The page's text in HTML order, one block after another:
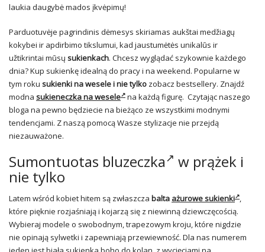
laukia daugybė mados įkvėpimų!
Parduotuvėje pagrindinis dėmesys skiriamas aukštai medžiagų
kokybei ir apdirbimo tikslumui, kad jaustumėtės unikalūs ir
užtikrintai mūsų sukienkach. Chcesz wyglądać szykownie każdego
dnia? Kup sukienkę idealną do pracy i na weekend. Popularne w
tym roku sukienki na wesele i nie tylko zobacz bestsellery. Znajdź
modna sukieneczka na wesele
na każdą figurę. Czytając naszego
bloga na pewno będziecie na bieżąco ze wszystkimi modnymi
tendencjami. Z naszą pomocą Wasze stylizacje nie przejdą
niezauważone.
Sumontuotas bluzeczka w prążek i
nie tylko
Latem wśród kobiet hitem są zwłaszcza balta ażurowe sukienki ,
które pięknie rozjaśniają i kojarzą się z niewinną dziewczęcością.
Wybieraj modele o swobodnym, trapezowym kroju, które nigdzie
nie opinają sylwetki i zapewniają przewiewność. Dla nas numerem